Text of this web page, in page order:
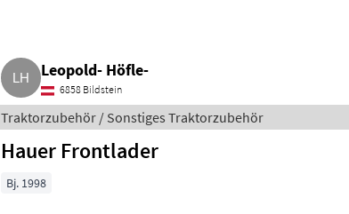
Leopold- Höfle-
6858 Bildstein
Traktorzubehör / Sonstiges Traktorzubehör
Hauer Frontlader
Bj. 1998